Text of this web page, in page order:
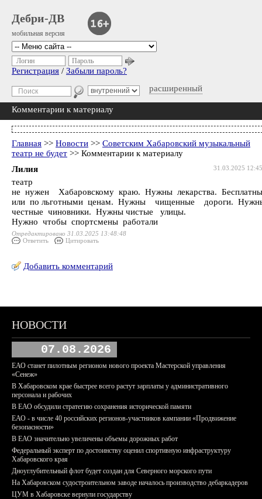
Дебри-ДВ
мобильная версия
расширенный
Логин Пароль
Регистрация / Забыли пароль?
Комментарии к материалу
Главная >> Новости >> Советским Хабаровский музыкальный
театр не будет >> Комментарии к материалу
31.03.2025
Лилия
театр
не нужен Хабаровскому краю. Нужны лекарства.
или по льготными ценам. Нужны чищенные дороги.
честные чиновники. Нужны чистые улицы.
Нужно чтобы спортсмены работали
Отредактировано 31.03.2025 13:48:48
Ответить
Цитировать
Добавить комментарий
НОВОСТИ
07.08.2026
ЕАО станет пилотным регионом нового проекта Мастерской управления
«Сенеж»
В Хабаровском крае быстрее всего растут зарплаты у административного
персонала и рабочих
В ЕАО обсудили стратегию сохранения исторической памяти
ЕАО - в числе 40 российских регионов-участников кампании «Продвижение
безопасности»
В ЕАО значительно увеличены объемы дорожных работ
Федеральный эксперт по достоинству оценил спортивную инфраструктуру
Хабаровского края
Дноуглубительный флот будет создан для Северного морского пути
На Хабаровском судостроительном заводе началось производство дебаркадеров
ЦУМ в Хабаровске вернули государству